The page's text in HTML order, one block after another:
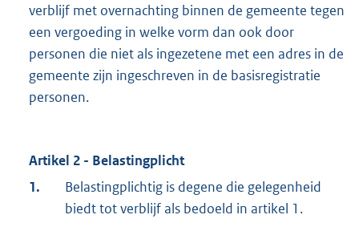
verblijf met overnachting binnen de gemeente tegen
een vergoeding in welke vorm dan ook door
personen die niet als ingezetene met een adres in de
gemeente zijn ingeschreven in de basisregistratie
personen.
Artikel 2 - Belastingplicht
1.
Belastingplichtig is degene die gelegenheid
biedt tot verblijf als bedoeld in artikel 1.